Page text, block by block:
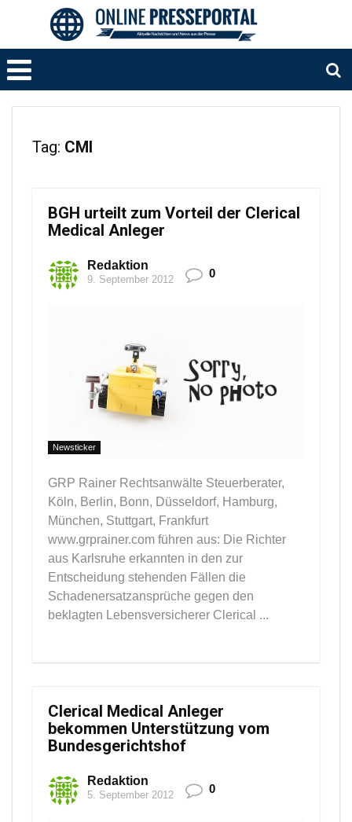
Tag: CMI
BGH urteilt zum Vorteil der Clerical
Medical Anleger
Redaktion
9. September 2012 0
Newsticker
GRP Rainer Rechtsanwälte Steuerberater,
Köln, Berlin, Bonn, Düsseldorf, Hamburg,
München, Stuttgart, Frankfurt
www.grprainer.com führen aus: Die Richter
aus Karlsruhe erkannten in den zur
Entscheidung stehenden Fällen die
Schadenersatzansprüche gegen den
beklagten Lebensversicherer Clerical ...
Clerical Medical Anleger
bekommen Unterstützung vom
Bundesgerichtshof
Redaktion
5. September 2012 0